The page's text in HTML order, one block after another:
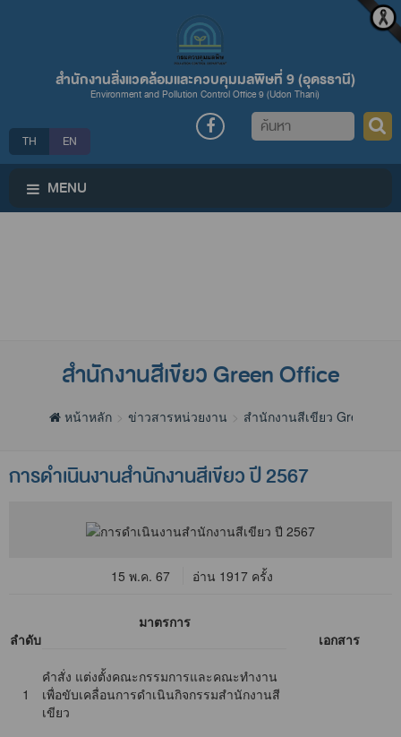
สำนักงานสิ่งแวดล้อมและควบคุมมลพิษที่ 9 (อุดรธานี)
Environment and Pollution Control Office 9 (Udon Thani)
TH EN
ค้นหา
MENU
สำนักงานสีเขียว Green Office
หน้าหลัก ข่าวสารหน่วยงาน สำนักงานสีเขียว Green
การดำเนินงานสำนักงานสีเขียว ปี 2567
15 พ.ค. 67 อ่าน 1917 ครั้ง
ลำดับ
มาตรการ
เอกสาร
1
คำสั่ง แต่งตั้งคณะกรรมการและคณะทำงาน
เพื่อขับเคลื่อนการดำเนินกิจกรรมสำนักงานสี
เขียว